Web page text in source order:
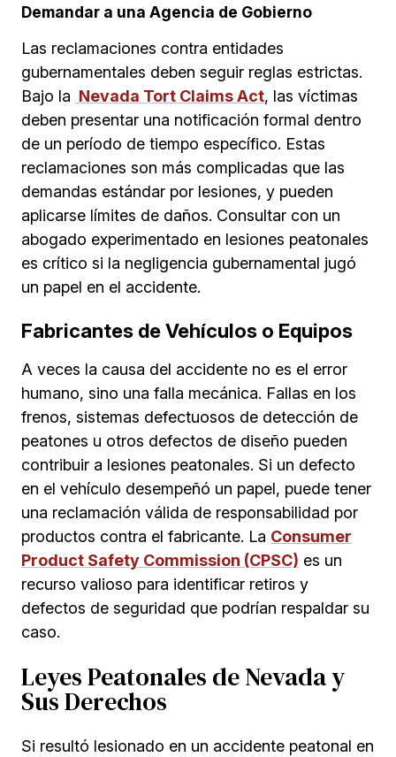
Demandar a una Agencia de Gobierno
Las reclamaciones contra entidades
gubernamentales deben seguir reglas estrictas.
Bajo la Nevada Tort Claims Act, las víctimas
deben presentar una notificación formal dentro
de un período de tiempo específico. Estas
reclamaciones son más complicadas que las
demandas estándar por lesiones, y pueden
aplicarse límites de daños. Consultar con un
abogado experimentado en lesiones peatonales
es crítico si la negligencia gubernamental jugó
un papel en el accidente.
Fabricantes de Vehículos o Equipos
A veces la causa del accidente no es el error
humano, sino una falla mecánica. Fallas en los
frenos, sistemas defectuosos de detección de
peatones u otros defectos de diseño pueden
contribuir a lesiones peatonales. Si un defecto
en el vehículo desempeñó un papel, puede tener
una reclamación válida de responsabilidad por
productos contra el fabricante. La Consumer
Product Safety Commission (CPSC) es un
recurso valioso para identificar retiros y
defectos de seguridad que podrían respaldar su
caso.
Leyes Peatonales de Nevada y
Sus Derechos
Si resultó lesionado en un accidente peatonal en